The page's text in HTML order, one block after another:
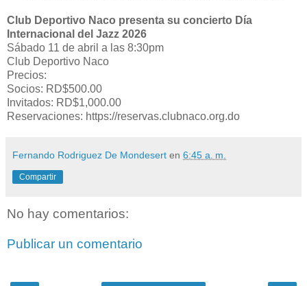
Club Deportivo Naco presenta su concierto Día
Internacional del Jazz 2026
Sábado 11 de abril a las 8:30pm
Club Deportivo Naco
Precios:
Socios: RD$500.00
Invitados: RD$1,000.00
Reservaciones: https://reservas.clubnaco.org.do
Fernando Rodriguez De Mondesert en 6:45 a. m.
Compartir
No hay comentarios:
Publicar un comentario